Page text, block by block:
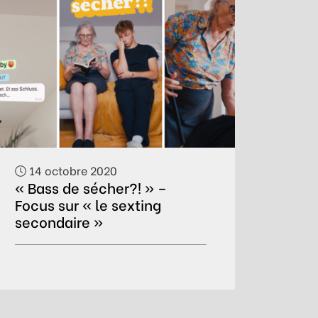
14 octobre 2020
« Bass de sécher?! » –
Focus sur « le sexting
secondaire »